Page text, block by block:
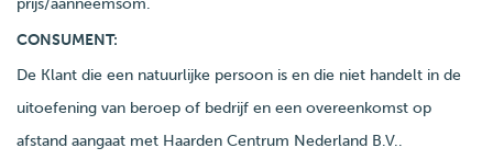
CONSUMENT:
De Klant die een natuurlijke persoon is en die niet handelt in de
uitoefening van beroep of bedrijf en een overeenkomst op
afstand aangaat met Haarden Centrum Nederland B.V..